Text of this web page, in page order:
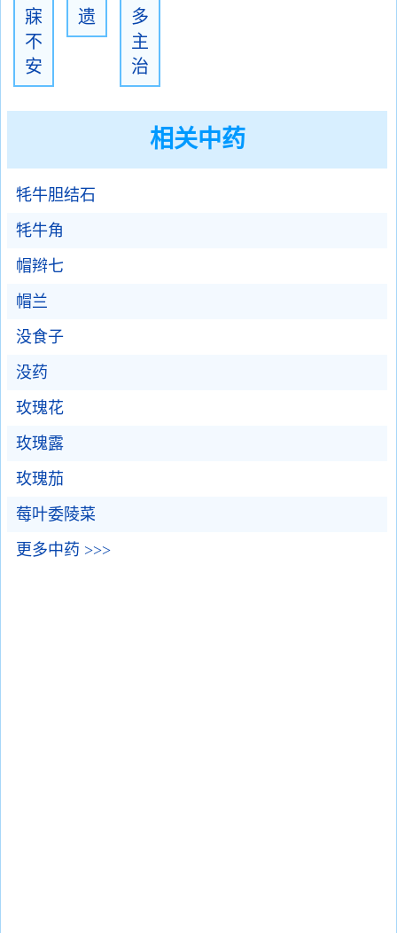
寐
不
安
遗
多
主
治
相关中药
牦牛胆结石
牦牛角
帽辫七
帽兰
没食子
没药
玫瑰花
玫瑰露
玫瑰茄
莓叶委陵菜
更多中药 >>>